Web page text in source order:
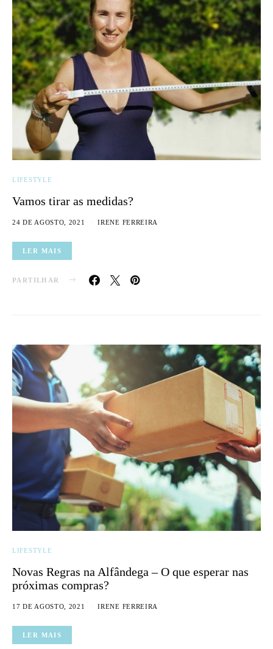
LIFESTYLE
Vamos tirar as medidas?
24 DE AGOSTO, 2021 IRENE FERREIRA
LER MAIS
PARTILHAR
LIFESTYLE
Novas Regras na Alfândega – O que esperar nas
próximas compras?
17 DE AGOSTO, 2021 IRENE FERREIRA
LER MAIS